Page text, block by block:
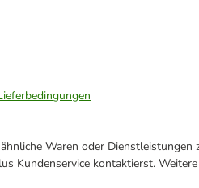
Waren oder
Kundenservice kontaktierst.